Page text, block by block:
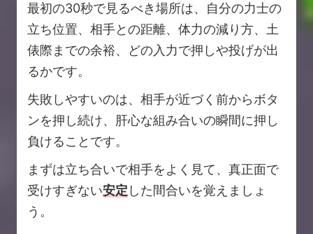
最初の30秒で見るべき場所は、自分の力士の
立ち位置、相手との距離、体力の減り方、土
俵際までの余裕、どの入力で押しや投げが出
るかです。
失敗しやすいのは、相手が近づく前からボタ
ンを押し続け、肝心な組み合いの瞬間に押し
負けることです。
まずは立ち合いで相手をよく見て、真正面で
受けすぎない安定した間合いを覚えましょ
う。